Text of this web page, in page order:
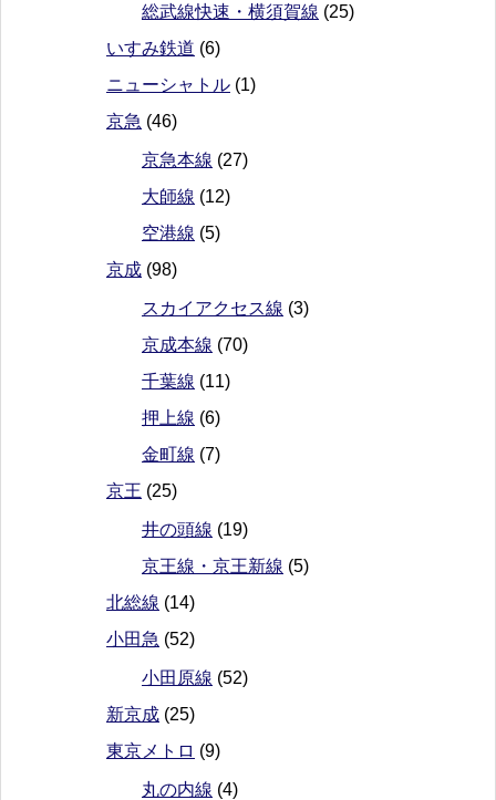
総武線快速・横須賀線 (25)
いすみ鉄道 (6)
ニューシャトル (1)
京急 (46)
京急本線 (27)
大師線 (12)
空港線 (5)
京成 (98)
スカイアクセス線 (3)
京成本線 (70)
千葉線 (11)
押上線 (6)
金町線 (7)
京王 (25)
井の頭線 (19)
京王線・京王新線 (5)
北総線 (14)
小田急 (52)
小田原線 (52)
新京成 (25)
東京メトロ (9)
丸の内線 (4)